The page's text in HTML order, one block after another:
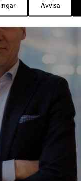
Avvisa